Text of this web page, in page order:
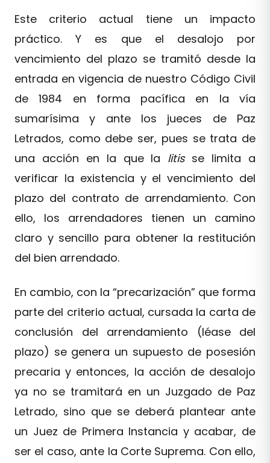
Este criterio actual tiene un impacto
práctico. Y es que el desalojo por
vencimiento del plazo se tramitó desde la
entrada en vigencia de nuestro Código Civil
de 1984 en forma pacífica en la vía
sumarísima y ante los jueces de Paz
Letrados, como debe ser, pues se trata de
una acción en la que la litisse limita a
verificar la existencia y el vencimiento del
plazo del contrato de arrendamiento. Con
ello, los arrendadores tienen un camino
claro y sencillo para obtener la restitución
del bien arrendado.
En cambio, con la “precarización” que forma
parte del criterio actual, cursada la carta de
conclusión del arrendamiento (léase del
plazo) se genera un supuesto de posesión
precaria y entonces, la acción de desalojo
ya no se tramitará en un Juzgado de Paz
Letrado, sino que se deberá plantear ante
un Juez de Primera Instancia y acabar, de
ser el caso, ante la Corte Suprema. Con ello,